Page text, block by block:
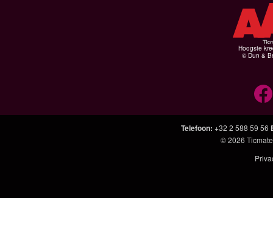
Hoogste
© Dun &
Telefoon: +32 2 588 59 56
© 2026